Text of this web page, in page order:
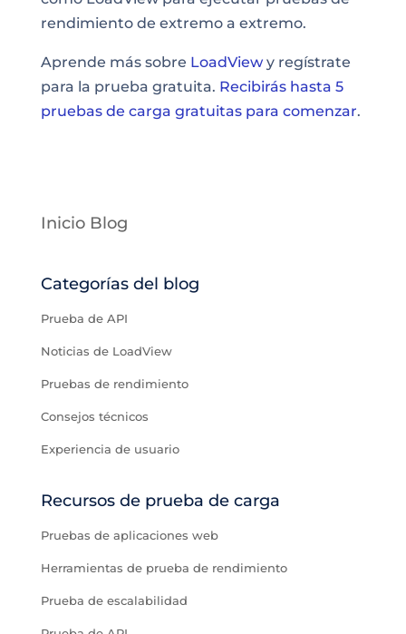
rendimiento de extremo a extremo.
Aprende más sobre LoadViewy regístrate
para la prueba gratuita. Recibirás hasta 5
pruebas de carga gratuitas para comenzar.
Inicio Blog
Categorías del blog
Prueba de API
Noticias de LoadView
Pruebas de rendimiento
Consejos técnicos
Experiencia de usuario
Recursos de prueba de carga
Pruebas de aplicaciones web
Herramientas de prueba de rendimiento
Prueba de escalabilidad